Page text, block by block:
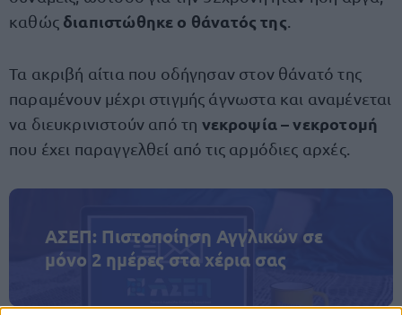
καθώς διαπιστώθηκε ο θάνατός της
Τα ακριβή αίτια που οδήγησαν στον θάνατό της
παραμένουν μέχρι στιγμής άγνωστα και αναμένεται
να διευκρινιστούν από τη νεκροψία – νεκροτομή
που έχει παραγγελθεί από τις αρμόδιες αρχές.
ΑΣΕΠ: Πιστοποίηση Αγγλικών σε
μόνο 2 ημέρες στα χέρια σας